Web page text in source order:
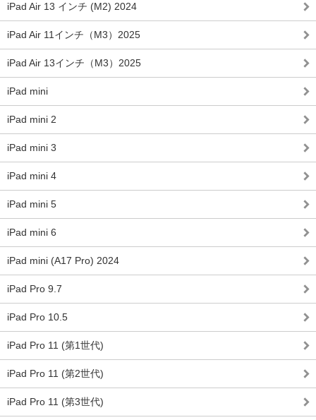
iPad Air 13 インチ (M2) 2024
iPad Air 11インチ（M3）2025
iPad Air 13インチ（M3）2025
iPad mini
iPad mini 2
iPad mini 3
iPad mini 4
iPad mini 5
iPad mini 6
iPad mini (A17 Pro) 2024
iPad Pro 9.7
iPad Pro 10.5
iPad Pro 11 (第1世代)
iPad Pro 11 (第2世代)
iPad Pro 11 (第3世代)